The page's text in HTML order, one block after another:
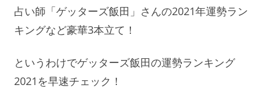
占い師「ゲッターズ飯田」さんの2021年運勢ラン
キングなど豪華3本立て！
というわけでゲッターズ飯田の運勢ランキング
2021を早速チェック！